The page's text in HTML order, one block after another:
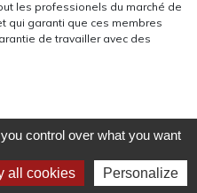
les professionels du marché de
qui garanti que ces membres
de travailler avec des
control over what you want
all cookies Personalize